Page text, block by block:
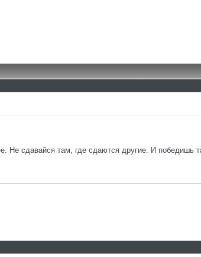
Не сдавайся там, где сдаются другие. И победишь